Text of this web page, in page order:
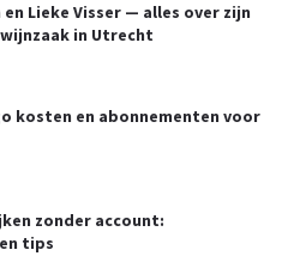
en Lieke Visser — alles over zijn
in Utrecht
kosten en abonnementen voor
zonder account:
tips